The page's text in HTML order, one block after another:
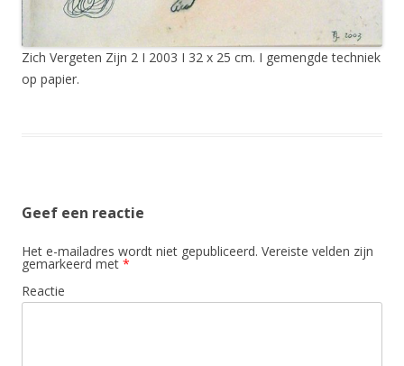
Zich Vergeten Zijn 2 I 2003 I 32 x 25 cm. I gemengde techniek
op papier.
Geef een reactie
Het e-mailadres wordt niet gepubliceerd. Vereiste velden zijn
gemarkeerd met *
Reactie